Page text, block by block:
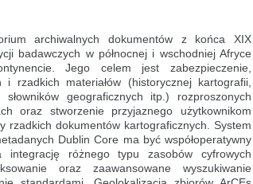
archiwalnych dokumentów z końca XIX
badawczych w północnej i wschodniej Afryce
Jego celem jest zabezpieczenie,
rzadkich materiałów (historycznej kartografii,
geograficznych itp.) rozproszonych
oraz stworzenie przyjaznego użytkownikom
rzadkich dokumentów kartograficznych. System
Dublin Core ma być współoperatywny
różnego typu zasobów cyfrowych
oraz zaawansowane wyszukiwanie